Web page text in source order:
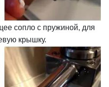
сопло с пружиной, для
крышку.